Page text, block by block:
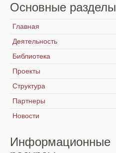
Основные разделы
Главная
Деятельность
Библиотека
Проекты
Структура
Партнеры
Новости
Информационные